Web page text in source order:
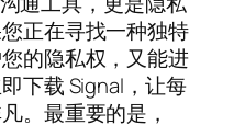
正在寻找一种独特
的隐私权，又能进
下载 Signal，让每
。最重要的是，